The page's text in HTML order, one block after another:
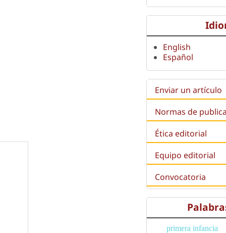
English
Español
Enviar un artículo
Normas de
Ética editorial
Equipo editorial
Convocatoria
primera infancia